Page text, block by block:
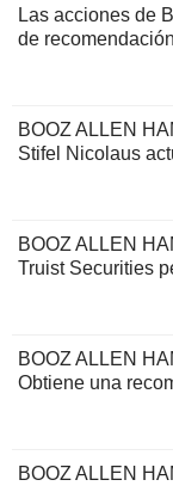
Las acciones de
de
BOOZ ALLEN
Stifel Nicolaus
BOOZ ALLEN
Truist Securities
BOOZ ALLEN
Obtiene una
BOOZ ALLEN